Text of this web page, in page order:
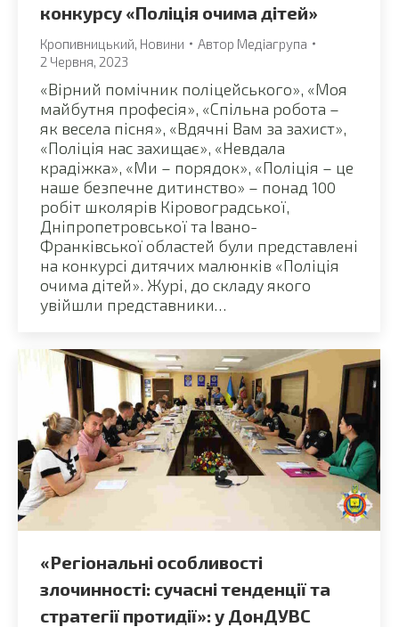
конкурсу «Поліція очима дітей»
Кропивницький Новини Автор Медіагрупа
2 Червня, 2023
«Вірний помічник поліцейського», «Моя
майбутня професія», «Спільна робота –
як весела пісня», «Вдячні Вам за захист»,
«Поліція нас захищає», «Невдала
крадіжка», «Ми – порядок», «Поліція – це
наше безпечне дитинство» – понад 100
робіт школярів Кіровоградської,
Дніпропетровської та Івано-
Франківської областей були представлені
на конкурсі дитячих малюнків «Поліція
очима дітей». Журі, до складу якого
увійшли представники…
«Регіональні особливості
злочинності: сучасні тенденції та
стратегії протидії»: у ДонДУВС